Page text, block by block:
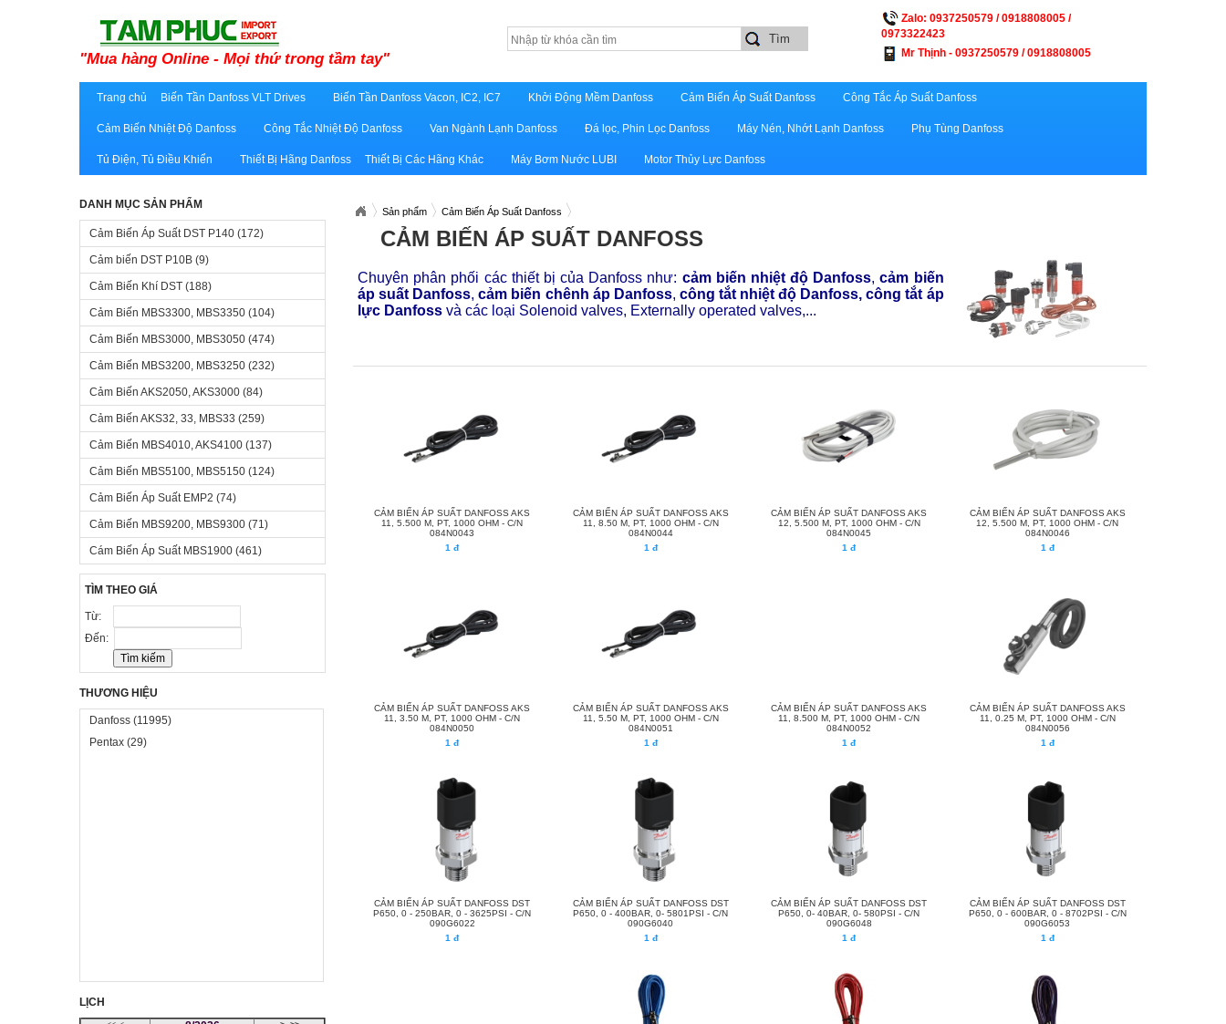
"Mua hàng Online - Mọi thứ trong tầm tay"
Zalo: 0937250579 / 0918808005 /
0973322423
Mr Thịnh - 0937250579 / 0918808005
Trang chủ Biến Tần Danfoss VLT Drives Biến Tần Danfoss Vacon, IC2, IC7 Khởi Động Mềm Danfoss Cảm Biến Áp Suất Danfoss Công Tắc Áp Suất Danfoss
Cảm Biến Nhiệt Độ Danfoss Công Tắc Nhiệt Độ Danfoss Van Ngành Lạnh Danfoss Đá lọc, Phin Lọc Danfoss Máy Nén, Nhớt Lạnh Danfoss Phụ Tùng Danfoss
Tủ Điện, Tủ Điều Khiển Thiết Bị Hãng Danfoss Thiết Bị Các Hãng Khác Máy Bơm Nước LUBI Motor Thủy Lực Danfoss
DANH MỤC SẢN PHẨM
Cảm Biến Áp Suất DST P140 (172)
Cảm biến DST P10B (9)
Cảm Biến Khí DST (188)
Cảm Biến MBS3300, MBS3350 (104)
Cảm Biến MBS3000, MBS3050 (474)
Cảm Biến MBS3200, MBS3250 (232)
Cảm Biến AKS2050, AKS3000 (84)
Cảm Biến AKS32, 33, MBS33 (259)
Cảm Biến MBS4010, AKS4100 (137)
Cảm Biến MBS5100, MBS5150 (124)
Cảm Biến Áp Suất EMP2 (74)
Cảm Biến MBS9200, MBS9300 (71)
Cám Biến Áp Suất MBS1900 (461)
TÌM THEO GIÁ
Từ:
Đến:
THƯƠNG HIỆU
Danfoss (11995)
Pentax (29)
LỊCH
Sản phẩm Cảm Biến Áp Suất Danfoss
CẢM BIẾN ÁP SUẤT DANFOSS
Chuyên phân phối các thiết bị của Danfoss như: cảm biến nhiệt độ Danfoss,cảm biến
áp suất Danfoss,cảm biến chênh áp Danfoss, công tắt nhiệt độ Danfoss, công tắt áp
lực Danfoss và các loại Solenoid valves, Externally operated valves,...
CẢM BIẾN ÁP SUẤT DANFOSS AKS
11, 5.500 M, PT, 1000 OHM - C/N
084N0043
1 đ
CẢM BIẾN ÁP SUẤT DANFOSS AKS
11, 8.50 M, PT, 1000 OHM - C/N
084N0044
1 đ
CẢM BIẾN ÁP SUẤT DANFOSS AKS
12, 5.500 M, PT, 1000 OHM - C/N
084N0045
1 đ
CẢM BIẾN ÁP SUẤT DANFOSS AKS
12, 5.500 M, PT, 1000 OHM - C/N
084N0046
1 đ
CẢM BIẾN ÁP SUẤT DANFOSS AKS
11, 3.50 M, PT, 1000 OHM - C/N
084N0050
1 đ
CẢM BIẾN ÁP SUẤT DANFOSS AKS
11, 5.50 M, PT, 1000 OHM - C/N
084N0051
1 đ
CẢM BIẾN ÁP SUẤT DANFOSS AKS
11, 8.500 M, PT, 1000 OHM - C/N
084N0052
1 đ
CẢM BIẾN ÁP SUẤT DANFOSS AKS
11, 0.25 M, PT, 1000 OHM - C/N
084N0056
1 đ
CẢM BIẾN ÁP SUẤT DANFOSS DST
P650, 0 - 250BAR, 0 - 3625PSI - C/N
090G6022
1 đ
CẢM BIẾN ÁP SUẤT DANFOSS DST
P650, 0 - 400BAR, 0- 5801PSI - C/N
090G6040
1 đ
CẢM BIẾN ÁP SUẤT DANFOSS DST
P650, 0- 40BAR, 0- 580PSI - C/N
090G6048
1 đ
CẢM BIẾN ÁP SUẤT DANFOSS DST
P650, 0 - 600BAR, 0 - 8702PSI - C/N
090G6053
1 đ